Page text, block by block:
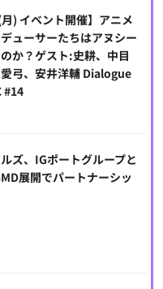
月) イベント開催】アニメ
ューサーたちはアヌシー
か？ゲスト:史耕、中目
弓、安井洋輔 Dialogue
#14
ズ、IGポートグループと
展開でパートナーシッ